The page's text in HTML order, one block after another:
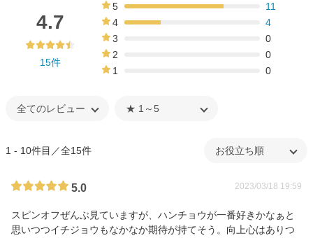
4.7
15件
5
11
4
4
3
0
2
0
1
0
1 - 10件目／全15件
5.0 2023/03/18 19:59
スピンオフぜんぶ見ていますが、ハンチョウが一番好きかなぁと
思いつつイチジョウもなかなか期待が持てそう。向上心はありつ